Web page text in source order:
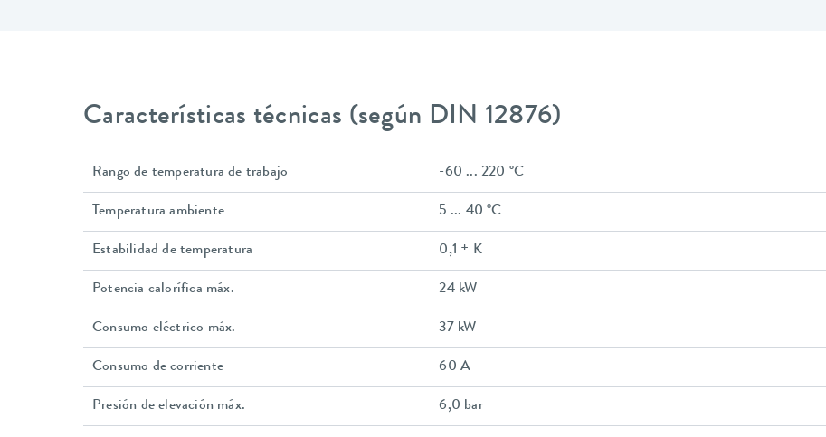
Características técnicas (según DIN 12876)
Rango de temperatura de trabajo -60 ... 220 °C
Temperatura ambiente 5 ... 40 °C
Estabilidad de temperatura 0,1 ± K
Potencia calorífica máx. 24 kW
Consumo eléctrico máx. 37 kW
Consumo de corriente 60 A
Presión de elevación máx. 6,0 bar